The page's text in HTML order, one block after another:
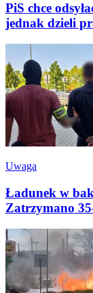
PiS chce
jednak dzieli
Uwaga
Ładunek w
Zatrzymano